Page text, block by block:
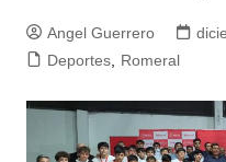
Angel Guerrero
Deportes, Romeral